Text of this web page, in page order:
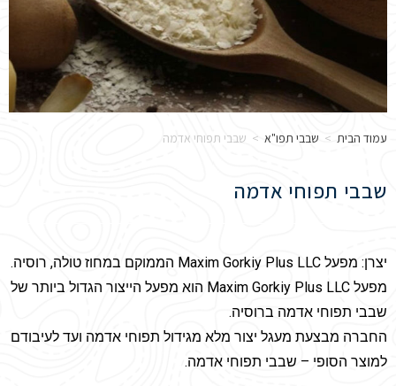
עמוד הבית > שבבי תפו"א > שבבי תפוחי אדמה
שבבי תפוחי אדמה
יצרן: מפעל Maxim Gorkiy Plus LLC הממוקם במחוז טולה, רוסיה.
מפעל Maxim Gorkiy Plus LLC הוא מפעל הייצור הגדול ביותר של
שבבי תפוחי אדמה ברוסיה.
החברה מבצעת מעגל יצור מלא מגידול תפוחי אדמה ועד לעיבודם
למוצר הסופי – שבבי תפוחי אדמה.